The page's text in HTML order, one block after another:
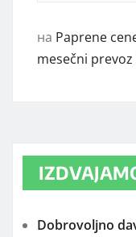
на Paprene
mesečni prevoz
Dobrovoljno